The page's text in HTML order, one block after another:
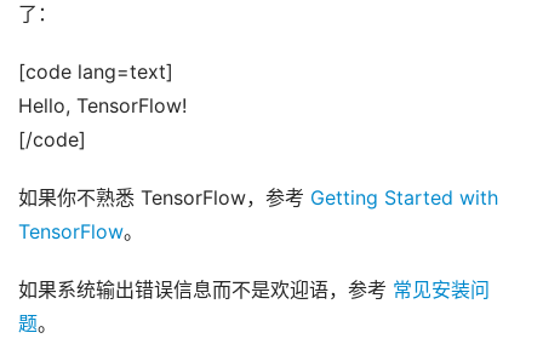
了：
[code lang=text]
Hello, TensorFlow!
[/code]
如果你不熟悉 TensorFlow，参考 Getting Started with
TensorFlow。
如果系统输出错误信息而不是欢迎语，参考 常见安装问
题。